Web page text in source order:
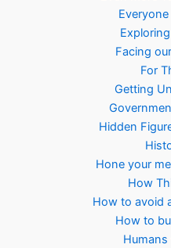
Facing
For
Getting
Hidden
Hone your
How
How to avoid
How to
Humans